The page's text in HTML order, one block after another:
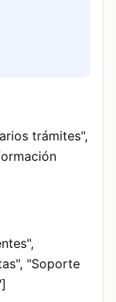
trámites",
"Soporte